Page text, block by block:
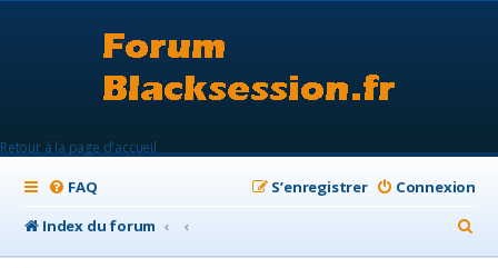
Retour à la page d'accueil
FAQ Connexion
S’enregistrer
Index du forum
e